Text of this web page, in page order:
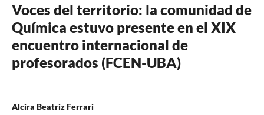
Voces del territorio: la comunidad de
Química estuvo presente en el XIX
encuentro internacional de
profesorados (FCEN-UBA)
Alcira Beatriz Ferrari